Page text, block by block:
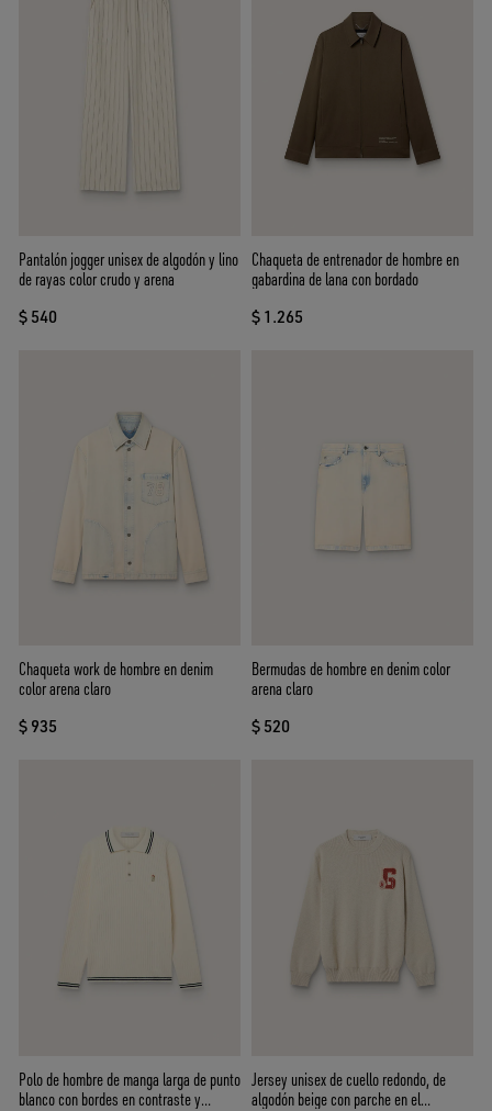
Pantalón jogger unisex de algodón y lino
de rayas color crudo y arena
$ 540
Chaqueta de entrenador de hombre en
gabardina de lana con bordado
$ 1.265
Chaqueta work de hombre en denim
color arena claro
$ 935
Bermudas de hombre en denim color
arena claro
$ 520
Polo de hombre de manga larga de punto
blanco con bordes en contraste y
Jersey unisex de cuello redondo, de
algodón beige con parche en el